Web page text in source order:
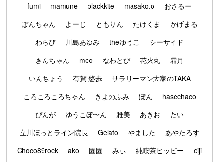
fumi
mamune blackkite masako.o
おさるー
ぽんちゃん
よーじ ともりん たけくま
かげまる
わらび
川島あゆみ theゆうこ
シーサイド
きんちゃん
mee なわとび 花火丸
霜月
いんちょう
有賀 悠歩
サラリーマン大家のTAKA
ころころころちゃん
きよのふみ ぽん
hasechaco
ぴんが
ゆうこぼ〜ん 雅美 あきお
たい
立川ほっとライン院長
Gelato やました
あやたろす
Choco89rock
ako 園園 みぃ 純喫茶ヒッピー
eiji